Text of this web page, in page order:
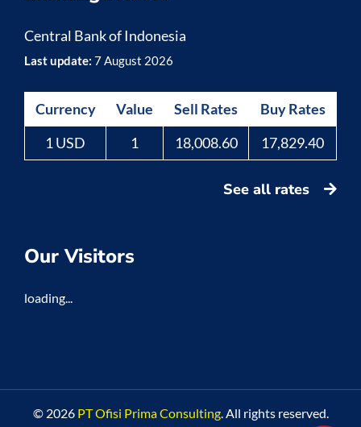
Central Bank of Indonesia
Last update: 7 August 2026
Currency Value Sell Rates
Buy Rates
1 USD
1 18,008.60 17,829.40
See all rates
Our Visitors
loading...
© 2026 PT Ofisi Prima Consulting. All rights reserved.